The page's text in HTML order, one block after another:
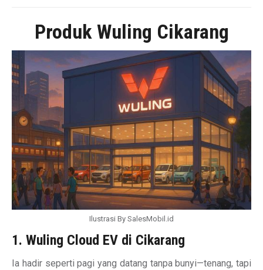
Produk Wuling Cikarang
Ilustrasi By SalesMobil.id
1. Wuling Cloud EV di Cikarang
Ia hadir seperti pagi yang datang tanpa bunyi—tenang, tapi